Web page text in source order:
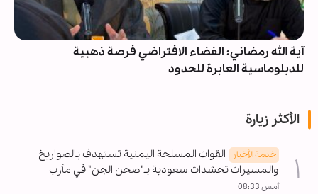
آية الله رمضاني: الفضاء الافتراضي فرصة ذهبية
للدبلوماسية العابرة للحدود
الأكثر زيارة
خدمة الأخبار
القوات المسلحة اليمنية تستهدف بالصواريخ
والمسيرات تحشدات سعودية بـ"صحن الجن" في مأرب
أمس 08:33